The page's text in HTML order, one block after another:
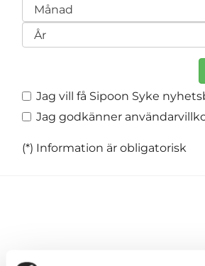
Jag vill få Sipoon Syke
Jag godkänner
(*) Information är obligatorisk